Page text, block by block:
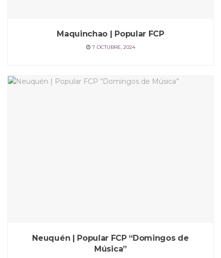
Maquinchao | Popular FCP
7 OCTUBRE, 2024
Neuquén | Popular FCP “Domingos de
Música”